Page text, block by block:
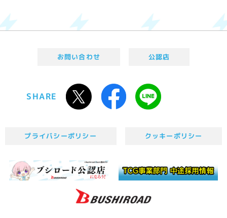
お問い合わせ 公認店
SHARE
プライバシーポリシー クッキーポリシー